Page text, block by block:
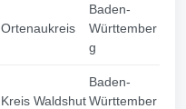
Ortenaukreis
Baden-
Württember
g
Kreis Waldshut
Baden-
Württember